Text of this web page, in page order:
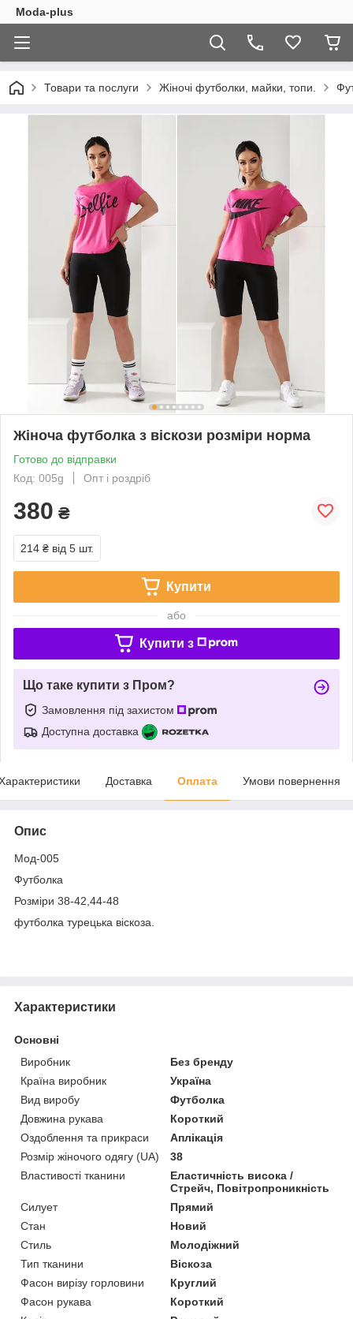
Moda-plus
Товари та послуги Жіночі футболки, майки, топи.
Жіноча футболка з віскози розміри норма
Готово до відправки
Код: 005g
Опт і роздріб
380 ₴
214 ₴ від 5 шт.
Купити
або
Купити з
Що таке купити з Пром?
Замовлення під захистом
Доступна доставка
Доставка Оплата Умови повернення
Опис
Мод-005
Футболка
Розміри 38-42,44-48
футболка турецька віскоза.
Характеристики
Основні
Виробник
Без бренду
Країна виробник
Україна
Вид виробу
Футболка
Довжина рукава
Короткий
Оздоблення та прикраси
Аплікація
Розмір жіночого одягу (UA)
38
Властивості тканини
Еластичність висока /
Стрейч, Повітропроникність
Силует
Прямий
Стан
Новий
Стиль
Молодіжний
Тип тканини
Віскоза
Фасон вирізу горловини
Круглий
Фасон рукава
Короткий